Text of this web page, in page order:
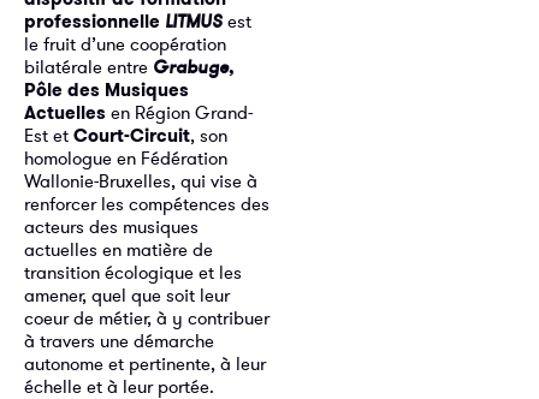
professionnelle LITMUS est
le fruit d’une coopération
bilatérale entre Grabuge,
Pôle des Musiques
Actuelles en Région Grand-
Est et Court-Circuit, son
homologue en Fédération
Wallonie-Bruxelles, qui vise à
renforcer les compétences des
acteurs des musiques
actuelles en matière de
transition écologique et les
amener, quel que soit leur
coeur de métier, à y contribuer
à travers une démarche
autonome et pertinente, à leur
échelle et à leur portée.